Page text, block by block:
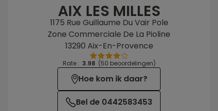
AIX LES MILLES
1175 Rue Guillaume Du Vair Pole
Zone Commerciale De La Pioline
13290 Aix-En-Provence
Rate : 3.98 (50 beoordelingen)
Hoe kom ik daar?
Bel de 0442583453